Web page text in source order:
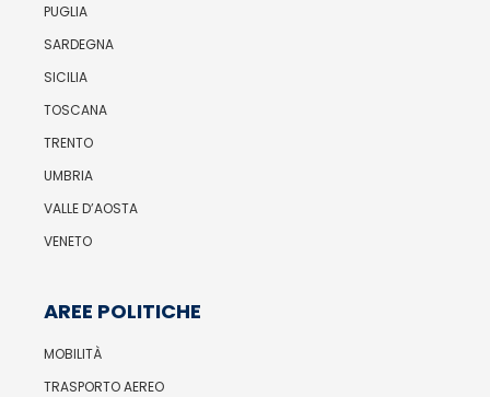
PUGLIA
SARDEGNA
SICILIA
TOSCANA
TRENTO
UMBRIA
VALLE D’AOSTA
VENETO
AREE POLITICHE
MOBILITÀ
TRASPORTO AEREO